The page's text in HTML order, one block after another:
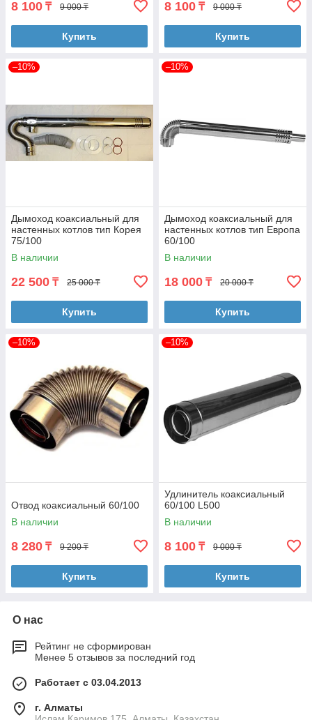
8 100 ₸ 9 000 ₸
Купить
8 100 ₸ 9 000 ₸
Купить
–10%
Дымоход коаксиальный для
настенных котлов тип Корея
75/100
В наличии
22 500 ₸ 25 000 ₸
Купить
–10%
Дымоход коаксиальный для
настенных котлов тип Европа
60/100
В наличии
18 000 ₸ 20 000 ₸
Купить
–10%
Отвод коаксиальный 60/100
В наличии
8 280 ₸ 9 200 ₸
Купить
–10%
Удлинитель коаксиальный
60/100 L500
В наличии
8 100 ₸ 9 000 ₸
Купить
О нас
Рейтинг не сформирован
Менее 5 отзывов за последний год
Работает с 03.04.2013
г. Алматы